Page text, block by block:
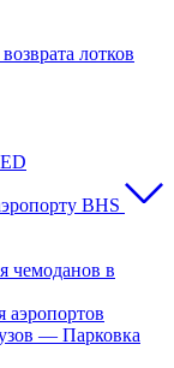
лотков
BHS
чемоданов в
аэропортов
— Парковка